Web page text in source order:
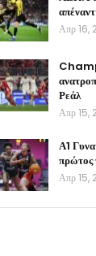
Απρ 16,
Ρεάλ
Απρ 15,
Α1
πρώτος
Απρ 15,